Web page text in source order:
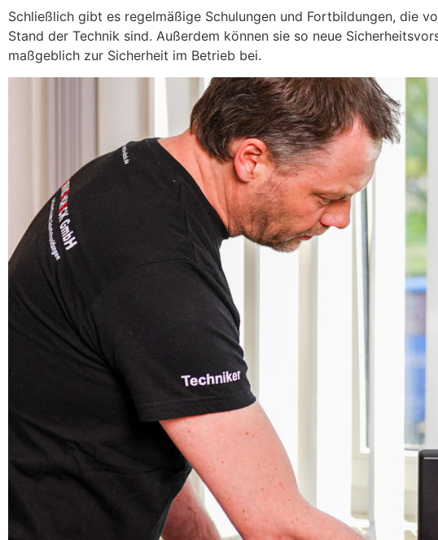
Schließlich gibt es regelmäßige Schulungen und Fortbildungen, die
Stand der Technik sind. Außerdem können sie so neue
maßgeblich zur Sicherheit im Betrieb bei.